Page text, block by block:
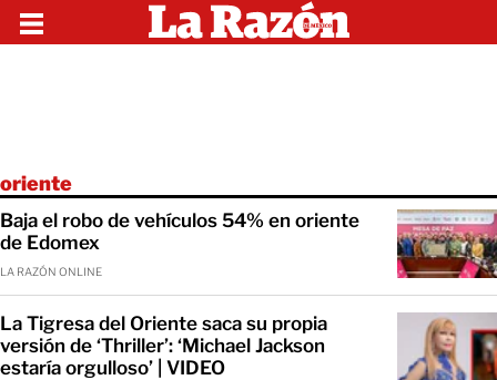
oriente
Baja el robo de vehículos 54% en oriente
de Edomex
LA RAZÓN ONLINE
La Tigresa del Oriente saca su propia
versión de ‘Thriller’: ‘Michael Jackson
estaría orgulloso’ | VIDEO